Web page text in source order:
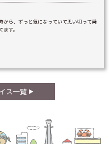
から、ずっと気になっていて思い切って乗
す。
ス一覧